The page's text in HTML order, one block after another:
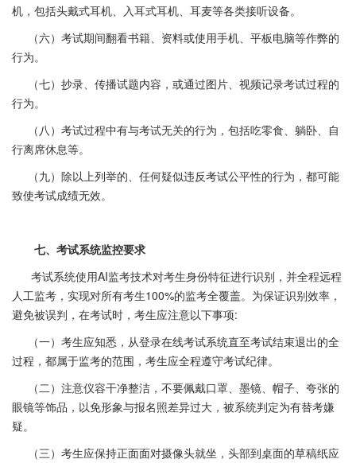
机，包括头戴式耳机、入耳式耳机、耳麦等各类接听设备。
（六）考试期间翻看书籍、资料或使用手机、平板电脑等作弊的
行为。
（七）抄录、传播试题内容，或通过图片、视频记录考试过程的
行为。
（八）考试过程中有与考试无关的行为，包括吃零食、躺卧、自
行离席休息等。
（九）除以上列举的、任何疑似违反考试公平性的行为，都可能
致使考试成绩无效。
七、考试系统监控要求
考试系统使用AI监考技术对考生身份特征进行识别，并全程远程
人工监考，实现对所有考生100%的监考全覆盖。为保证识别效率，
避免被误判，在考试时，考生应注意以下事项:
（一）考生应知悉，从登录在线考试系统直至考试结束退出的全
过程，都属于监考的范围，考生应全程遵守考试纪律。
（二）注意仪容干净整洁，不要佩戴口罩、墨镜、帽子、夸张的
眼镜等饰品，以免形象与报名照差异过大，被系统判定为有替考嫌
疑。
（三）考生应保持正面面对摄像头就坐，头部到桌面的草稿纸应